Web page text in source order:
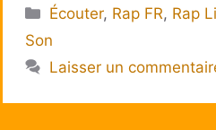
Catégories
Écouter, Rap FR, Rap
Son
Laisser un